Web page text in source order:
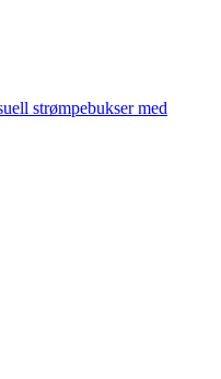
strømpebukser med